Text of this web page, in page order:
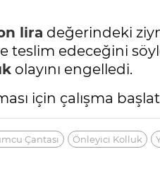
lira değerindeki
teslim edeceğini
olayını engelledi.
için çalışma
Çantası Önleyici Kolluk